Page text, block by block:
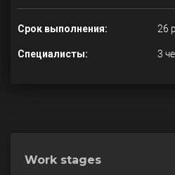
Срок выполнения: 26
Специалисты: 3
Work stages